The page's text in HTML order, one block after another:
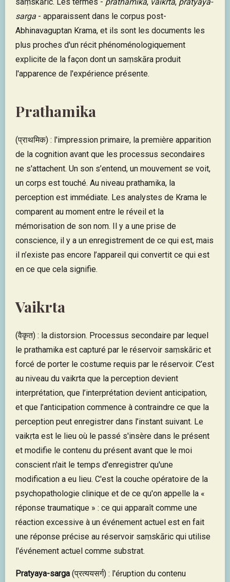
sarga - apparaissent dans le corpus post-
Abhinavaguptan Krama, et ils sont les documents les
plus proches d'un récit phénoménologiquement
explicite de la façon dont un saṃskāra produit
l'apparence de l'expérience présente.
Prathamika
(प्राथमिक) : l'impression primaire, la première apparition
de la cognition avant que les processus secondaires
ne s'attachent. Un son s’entend, un mouvement se voit,
un corps est touché. Au niveau prathamika, la
perception est immédiate. Les analystes de Krama le
comparent au moment entre le réveil et la
mémorisation de son nom. Il y a une prise de
conscience, il y a un enregistrement de ce qui est, mais
il n’existe pas encore l’appareil qui convertit ce qui est
en ce que cela signifie.
Vaikrta
(वैकृत) : la distorsion. Processus secondaire par lequel
le prathamika est capturé par le réservoir saṃskāric et
forcé de porter le costume requis par le réservoir. C’est
au niveau du vaikrta que la perception devient
interprétation, que l’interprétation devient anticipation,
et que l’anticipation commence à contraindre ce que la
perception peut enregistrer dans l’instant suivant. Le
vaikṛta est le lieu où le passé s'insère dans le présent
et modifie le contenu du présent avant que le moi
conscient n'ait le temps d'enregistrer qu'une
modification a eu lieu. C'est la couche opératoire de la
psychopathologie clinique et de ce qu'on appelle la «
réponse traumatique » : ce qui apparaît comme une
réaction excessive à un événement actuel est en fait
une réponse précise au réservoir saṃskāric qui utilise
l'événement actuel comme substrat.
Pratyaya-sarga (प्रत्ययसर्ग) : l'éruption du contenu